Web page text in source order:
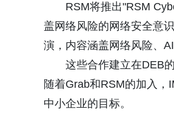
RSM将推出"RSM
盖网络风险的网络安全意
演，内容涵盖网络风险、
这些合作建立在DEB
随着Grab和RSM的加入
中小企业的目标。